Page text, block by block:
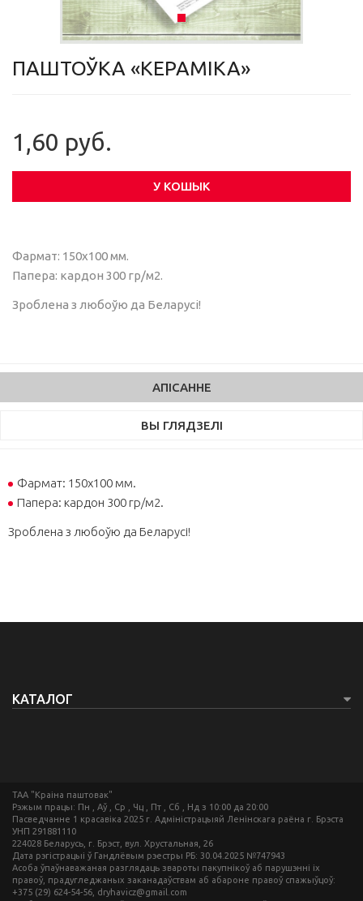
ПАШТОЎКА «КЕРАМІКА»
1,60 руб.
У КОШЫК
Фармат: 150х100 мм.
Папера: кардон 300 гр/м2.
Зроблена з любоўю да Беларусі!
АПІСАННЕ
ВЫ ГЛЯДЗЕЛІ
Фармат: 150х100 мм.
Папера: кардон 300 гр/м2.
Зроблена з любоўю да Беларусі!
КАТАЛОГ
ТАА "Краіна паштовак"
Рэжым працы: Пн , Аў , Ср , Чц , Пт , Сб , Нд з 10:00 да 20:00
Пасведчанне 1 красавіка 2025 г. Адміністрацыяй Ленінскага раёна г. Брэста
УНП 291881110
224028 Беларусь, г. Брэст, вул. Хрустальная, 26
Дата рэгістрацыі ў Гандлёвым рэестры РБ: 30.04.2025 №747943
Асоба ўпаўнаважаная разглядаць звароты пакупнікоў аб парушэнні іх
правоў, прадугледжаных заканадаўствам аб абароне правоў спажыўцоў:
+375 (29) 624-54-56, dryhavicz@gmail.com